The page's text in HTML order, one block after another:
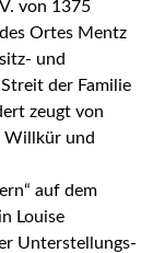
von 1375
Ortes Mentz
und
der Familie
zeugt von
Willkür und
auf dem
Louise
Unterstellungs-